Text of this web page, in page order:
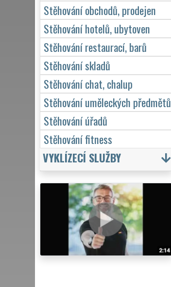
Stěhování obchodů, prodejen
Stěhování hotelů, ubytoven
Stěhování restaurací, barů
Stěhování skladů
Stěhování chat, chalup
Stěhování uměleckých předmětů
Stěhování úřadů
Stěhování fitness
VYKLÍZECÍ SLUŽBY